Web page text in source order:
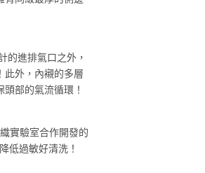
的進排氣口之外，
此外，內襯的多層
部的氣流循環！
實驗室合作開發的
低過敏好清洗！